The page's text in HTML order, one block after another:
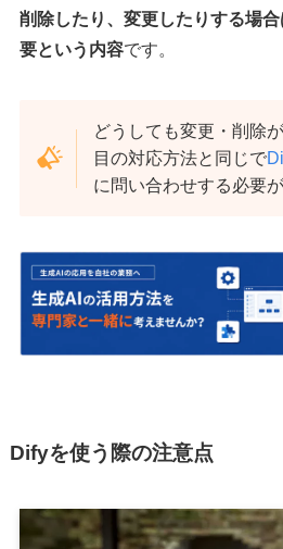
削除したり、変更したりする場
要という内容です。
どうしても変更・削除
目の対応方法と同じで
に問い合わせする必要が
Difyを使う際の注意点